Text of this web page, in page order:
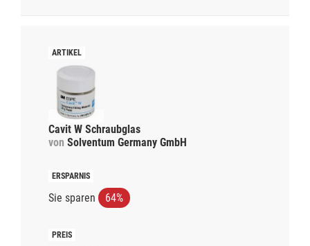
Cavit W Schraubglas
von Solventum Germany GmbH
Sie sparen 64%